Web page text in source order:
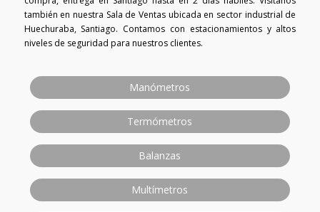
también en nuestra Sala de Ventas ubicada en sector industrial de
Huechuraba, Santiago. Contamos con estacionamientos y altos
niveles de seguridad para nuestros clientes.
Manómetros
Termómetros
Balanzas
Multímetros